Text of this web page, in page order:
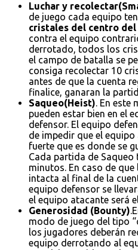
Luchar y
de juego cada equipo
cristales del centro del
contra el equipo
derrotado, todos los
el campo de batalla se
consiga recolectar 10
antes de que la cuenta
finalice, ganaran la
Saqueo(Heist). En este
pueden estar bien en el
defensor. El equipo
de impedir que el
fuerte que es donde se
Cada partida de Saqueo
minutos. En caso de
intacta al final de la
equipo defensor se
el equipo atacante será
Generosidad (Bounty)
modo de juego del tipo
los jugadores deberán
equipo derrotando al